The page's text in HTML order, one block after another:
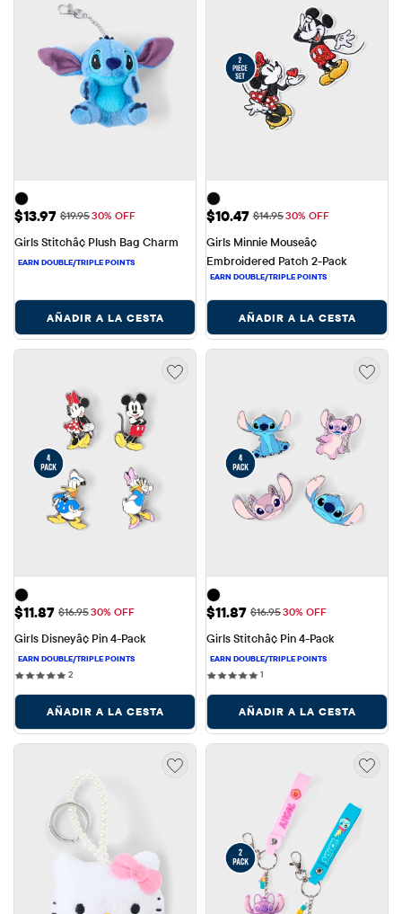
Precio de venta: $13.97
$13.97 Precio original: $19.95
$19.9530% OFF
Girls Stitchâ¢ Plush Bag Charm
AÑADIR A LA CESTA
Precio de venta: $10.47
$10.47 Precio original: $14.95
$14.9530% OFF
Girls Minnie Mouseâ¢
Embroidered Patch 2-Pack
AÑADIR A LA CESTA
Precio de venta: $11.87
$11.87 Precio original: $16.95
$16.9530% OFF
Girls Disneyâ¢ Pin 4-Pack
22 reviews
AÑADIR A LA CESTA
Precio de venta: $11.87
$11.87 Precio original: $16.95
$16.9530% OFF
Girls Stitchâ¢ Pin 4-Pack
1
AÑADIR A LA CESTA